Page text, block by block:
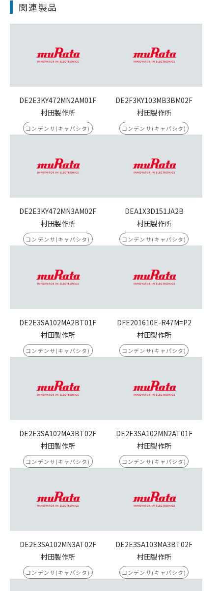
関連製品
DE2E3KY472MN2AM01F
村田製作所
コンデンサ(キャパシタ)
DE2F3KY103MB3BM02F
村田製作所
コンデンサ(キャパシタ)
DE2E3KY472MN3AM02F
村田製作所
コンデンサ(キャパシタ)
DEA1X3D151JA2B
村田製作所
コンデンサ(キャパシタ)
DE2E3SA102MA2BT01F
村田製作所
コンデンサ(キャパシタ)
DFE201610E-R47M=P2
村田製作所
コンデンサ(キャパシタ)
DE2E3SA102MA3BT02F
村田製作所
コンデンサ(キャパシタ)
DE2E3SA102MN2AT01F
村田製作所
コンデンサ(キャパシタ)
DE2E3SA102MN3AT02F
村田製作所
コンデンサ(キャパシタ)
DE2E3SA103MA3BT02F
村田製作所
コンデンサ(キャパシタ)